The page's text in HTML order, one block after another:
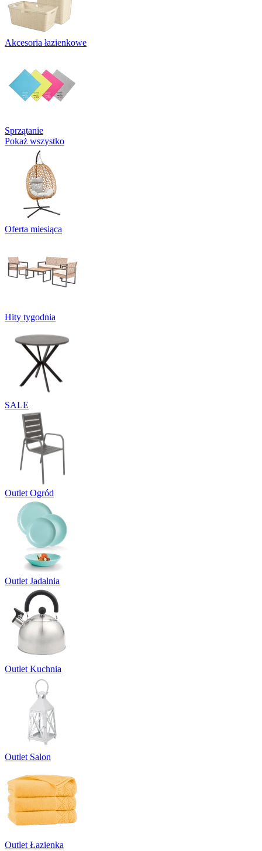
Akcesoria łazienkowe
Sprzątanie
Pokaż wszystko
Oferta miesiąca
Hity tygodnia
SALE
Outlet Ogród
Outlet Jadalnia
Outlet Kuchnia
Outlet Salon
Outlet Łazienka